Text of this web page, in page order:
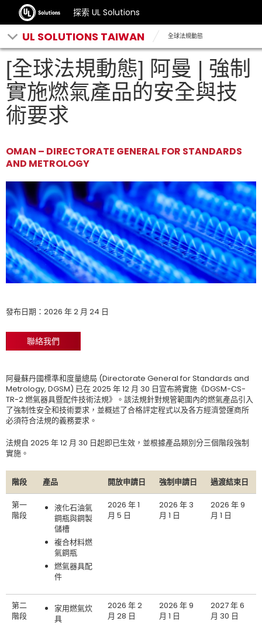
探索 UL Solutions
UL SOLUTIONS TAIWAN 全球法規動態
[全球法規動態] 阿曼 | 強制
實施燃氣產品的安全與技
術要求
OMAN – DIRECTORATE GENERAL FOR STANDARDS
AND METROLOGY
發布日期：2026 年 2 月 24 日
聯絡我們
阿曼蘇丹國標準和度量總局 (Directorate General for Standards and
Metrology, DGSM) 已在 2025 年 12 月 30 日宣布將實施《DGSM-CS-
TR-2 燃氣器具暨配件技術法規》。該法規針對規管範圍內的燃氣產品引入
了強制性安全和技術要求，並概述了合格評定程式以及各方經濟營運商所
必須符合法規的義務要求。
法規自 2025 年 12 月 30 日起即已生效，並根據產品類別分三個階段強制
實施。
階段 產品 開放申請日 強制申請日 過渡結束日
第一
階段
液化石油氣
鋼瓶與鋼製
儲槽
複合材料燃
氣鋼瓶
燃氣器具配
件
2026 年 1
月 5 日
2026 年 3
月 1 日
2026 年 9
月 1 日
第二
階段
家用燃氣炊
具
2026 年 2
月 28 日
2026 年 9
月 1 日
2027 年 6
月 30 日